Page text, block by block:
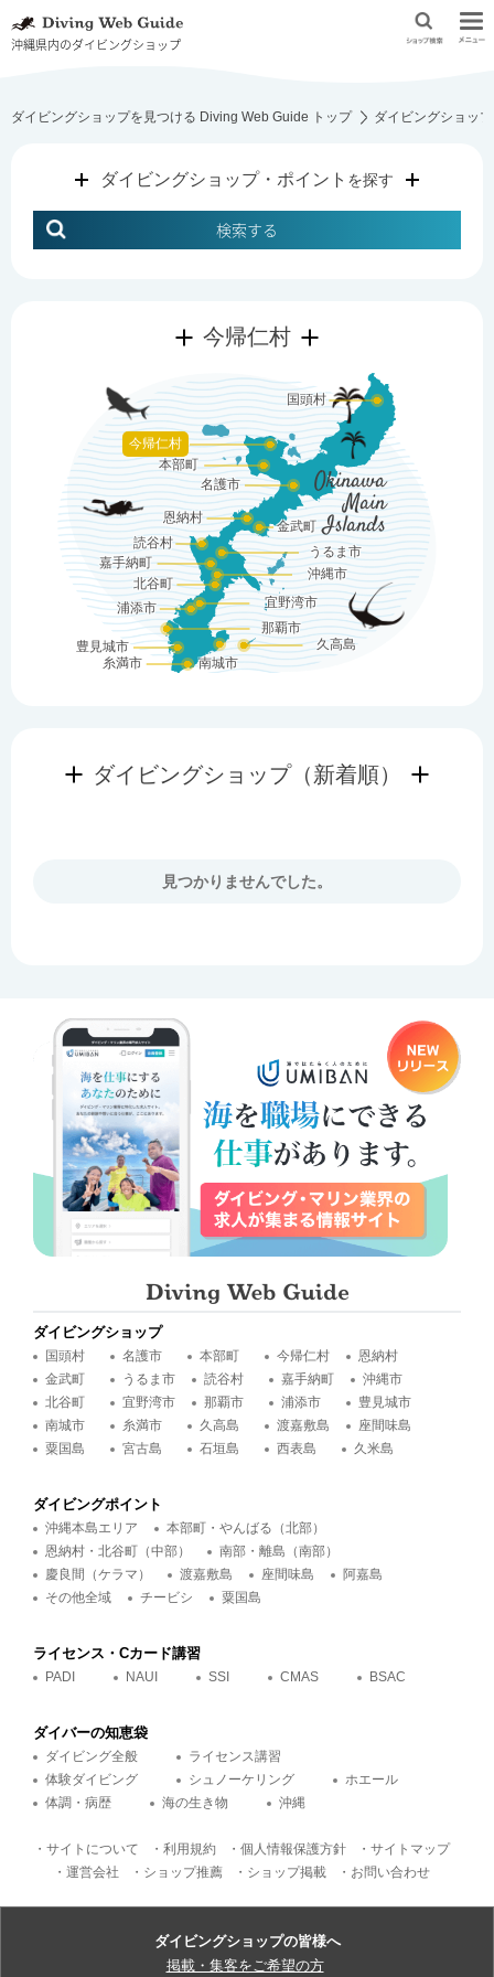
沖縄県内のダイビングショップ
ダイビングショップを見つける Diving Web Guide トップ ダイビングショッ
ダイビングショップ・ポイント を探す
検索する
今帰仁村
Okinawa
Main
Islands
国頭村
本部町
名護市
恩納村
読谷村
嘉手納町
北谷町
浦添市
那覇市
糸満市
沖縄市
宜野湾市
今帰仁村
金武町
うるま市
豊見城市
南城市
久高島
ダイビングショップ（新着順）
見つかりませんでした。
ダイビングショップ
国頭村 名護市 本部町 今帰仁村
恩納村
金武町
うるま市 読谷村 嘉手納町
沖縄市
北谷町
宜野湾市 那覇市 浦添市
豊見城市
南城市
糸満市 久高島 渡嘉敷島
座間味島
粟国島
宮古島 石垣島 西表島 久米島
ダイビングポイント
沖縄本島エリア
本部町・やんばる（北部）
恩納村・北谷町（中部）
南部・離島（南部）
慶良間（ケラマ）
渡嘉敷島 座間味島
阿嘉島
その他全域
チービシ 粟国島
ライセンス・Cカード講習
PADI NAUI SSI CMAS BSAC
ダイバーの知恵袋
ダイビング全般
ライセンス講習
体験ダイビング
シュノーケリング
ホエール
体調・病歴
海の生き物 沖縄
・サイトについて ・利用規約 ・個人情報保護方針
・サイトマップ
・運営会社
・ショップ推薦 ・ショップ掲載 ・お問い合わせ
ダイビングショップの皆様へ
掲載・集客をご希望の方